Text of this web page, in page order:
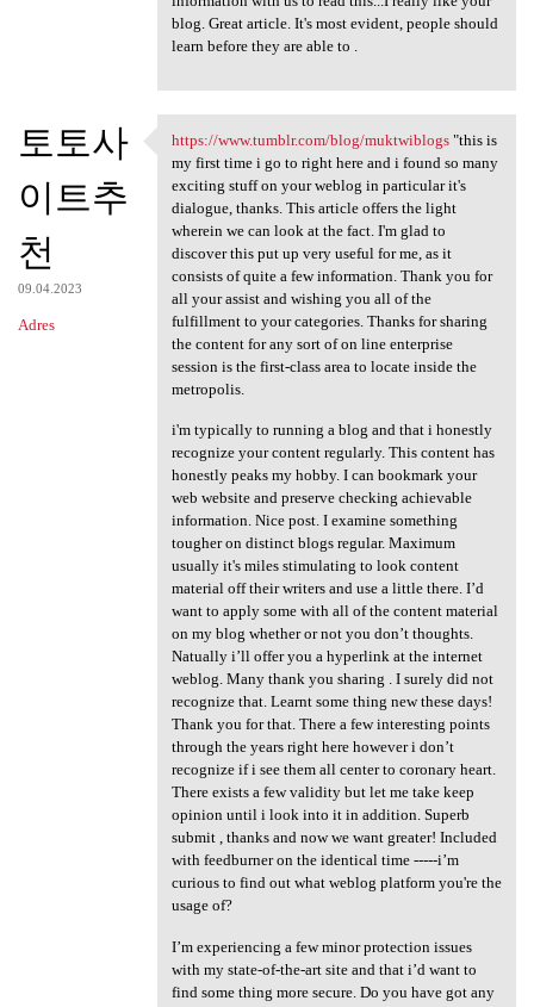
blog. Great article. It's most evident, people should
learn before they are able to .
토토사
이트추
천
09.04.2023
Adres
https://www.tumblr.com/blog
https://www.tumblr.com/blog/muktwiblogs"this is
my first time i go to right here and i found so many
exciting stuff on your weblog in particular it's
dialogue, thanks. This article offers the light
wherein we can look at the fact. I'm glad to
discover this put up very useful for me, as it
consists of quite a few information. Thank you for
all your assist and wishing you all of the
fulfillment to your categories. Thanks for sharing
the content for any sort of on line enterprise
session is the first-class area to locate inside the
metropolis.
i'm typically to running a blog and that i honestly
recognize your content regularly. This content has
honestly peaks my hobby. I can bookmark your
web website and preserve checking achievable
information. Nice post. I examine something
tougher on distinct blogs regular. Maximum
usually it's miles stimulating to look content
material off their writers and use a little there. I’d
want to apply some with all of the content material
on my blog whether or not you don’t thoughts.
Natually i’ll offer you a hyperlink at the internet
weblog. Many thank you sharing . I surely did not
recognize that. Learnt some thing new these days!
Thank you for that. There a few interesting points
through the years right here however i don’t
recognize if i see them all center to coronary heart.
There exists a few validity but let me take keep
opinion until i look into it in addition. Superb
submit , thanks and now we want greater! Included
with feedburner on the identical time -----i’m
curious to find out what weblog platform you're the
usage of?
I’m experiencing a few minor protection issues
with my state-of-the-art site and that i’d want to
find some thing more secure. Do you have got any